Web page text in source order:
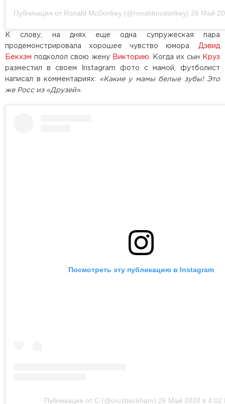
Публикация от Ronald McDonkey (@ronaldmcdonkey) 26 Май
К слову, на днях еще одна супружеская пара
продемонстрировала хорошее чувство юмора. Дэвид
Бекхэм подколол свою жену Викторию . Когда их сын
Круз
разместил в своем Instagram фото с мамой, футболист
написал в комментариях:
«Какие у мамы белые зубы! Это
же Росс из «Друзей»
Посмотреть эту публикацию в Instagram
Публикация от C (@cruzbeckham) 26 Май 2020 в 4:02